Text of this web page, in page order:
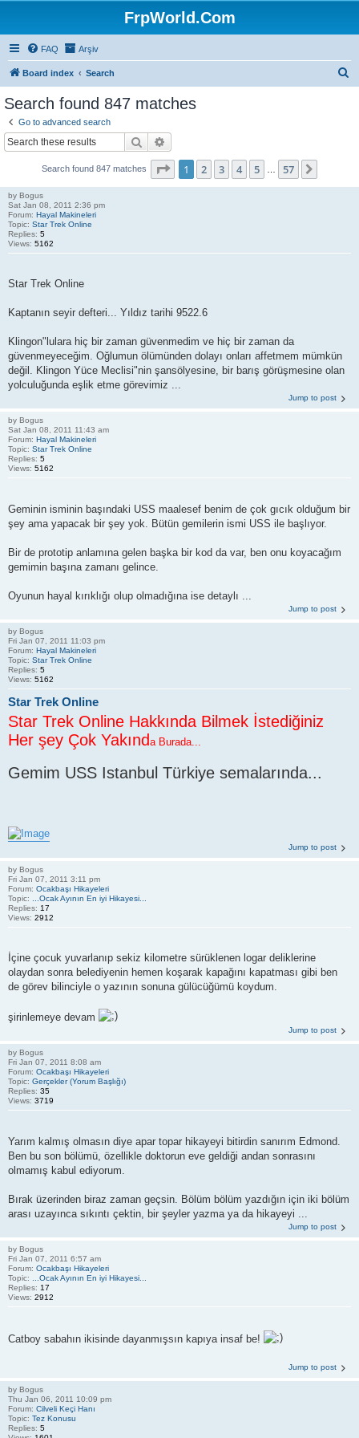
FrpWorld.Com
FAQ Arşiv
Board index Search
Search found 847 matches
Go to advanced search
Search
Search found 847 matches Page 1of 57
1 2 3 4 5 57
by Bogus
Sat Jan 08, 2011 2:36 pm
Forum: Hayal Makineleri
Topic: Star Trek Online
Replies: 5
Views: 5162
Star Trek Online
Kaptanın seyir defteri... Yıldız tarihi 9522.6
Klingon"lulara hiç bir zaman güvenmedim ve hiç bir zaman da
güvenmeyeceğim. Oğlumun ölümünden dolayı onları affetmem mümkün
değil. Klingon Yüce Meclisi"nin şansölyesine, bir barış görüşmesine olan
yolculuğunda eşlik etme görevimiz ...
Jump to post
by Bogus
Sat Jan 08, 2011 11:43 am
Forum: Hayal Makineleri
Topic: Star Trek Online
Replies: 5
Views: 5162
Geminin isminin başındaki USS maalesef benim de çok gıcık olduğum bir
şey ama yapacak bir şey yok. Bütün gemilerin ismi USS ile başlıyor.
Bir de prototip anlamına gelen başka bir kod da var, ben onu koyacağım
gemimin başına zamanı gelince.
Oyunun hayal kırıklığı olup olmadığına ise detaylı ...
Jump to post
by Bogus
Fri Jan 07, 2011 11:03 pm
Forum: Hayal Makineleri
Topic: Star Trek Online
Replies: 5
Views: 5162
Star Trek Online
Star Trek Online Hakkında Bilmek İstediğiniz
Her şey Çok Yakınd a Burada...
Gemim USS Istanbul Türkiye semalarında...
Jump to post
by Bogus
Fri Jan 07, 2011 3:11 pm
Forum: Ocakbaşı Hikayeleri
Topic:
...Ocak Ayının En iyi Hikayesi...
Replies: 17
Views: 2912
İçine çocuk yuvarlanıp sekiz kilometre sürüklenen logar deliklerine
olaydan sonra belediyenin hemen koşarak kapağını kapatması gibi ben
de görev bilinciyle o yazının sonuna gülücüğümü koydum.
şirinlemeye devam
Jump to post
by Bogus
Fri Jan 07, 2011 8:08 am
Forum: Ocakbaşı Hikayeleri
Topic: Gerçekler (Yorum Başlığı)
Replies: 35
Views: 3719
Yarım kalmış olmasın diye apar topar hikayeyi bitirdin sanırım Edmond.
Ben bu son bölümü, özellikle doktorun eve geldiği andan sonrasını
olmamış kabul ediyorum.
Bırak üzerinden biraz zaman geçsin. Bölüm bölüm yazdığın için iki bölüm
arası uzayınca sıkıntı çektin, bir şeyler yazma ya da hikayeyi ...
Jump to post
by Bogus
Fri Jan 07, 2011 6:57 am
Forum: Ocakbaşı Hikayeleri
Topic:
...Ocak Ayının En iyi Hikayesi...
Replies: 17
Views: 2912
Catboy sabahın ikisinde dayanmışsın kapıya insaf be!
Jump to post
by Bogus
Thu Jan 06, 2011 10:09 pm
Forum: Cilveli Keçi Hanı
Topic: Tez Konusu
Replies: 5